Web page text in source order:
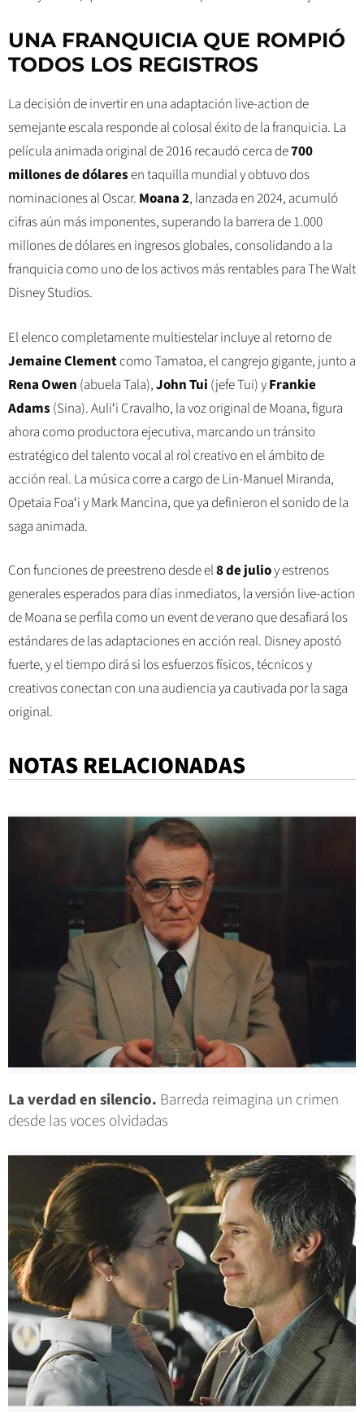
UNA FRANQUICIA QUE ROMPIÓ
TODOS LOS REGISTROS
La decisión de invertir en una adaptación live-action de
semejante escala responde al colosal éxito de la franquicia. La
película animada original de 2016 recaudó cerca de700
millones de dólares en taquilla mundial y obtuvo dos
nominaciones al Oscar. Moana 2, lanzada en 2024, acumuló
cifras aún más imponentes, superando la barrera de 1.000
millones de dólares en ingresos globales, consolidando a la
franquicia como uno de los activos más rentables para The Walt
Disney Studios.
El elenco completamente multiestelar incluye al retorno de
Jemaine Clementcomo Tamatoa, el cangrejo gigante, junto a
Rena Owen (abuela Tala),John Tui (jefe Tui) yFrankie
Adams (Sina). Auliʻi Cravalho, la voz original de Moana, figura
ahora como productora ejecutiva, marcando un tránsito
estratégico del talento vocal al rol creativo en el ámbito de
acción real. La música corre a cargo de Lin-Manuel Miranda,
Opetaia Foaʻi y Mark Mancina, que ya definieron el sonido de la
saga animada.
Con funciones de preestreno desde el8 de julioy estrenos
generales esperados para días inmediatos, la versión live-action
de Moana se perfila como un event de verano que desafiará los
estándares de las adaptaciones en acción real. Disney apostó
fuerte, y el tiempo dirá si los esfuerzos físicos, técnicos y
creativos conectan con una audiencia ya cautivada por la saga
original.
NOTAS RELACIONADAS
La verdad en silencio. Barreda reimagina un crimen
desde las voces olvidadas